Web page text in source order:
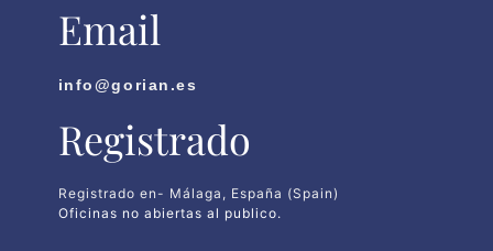
Email
info@gorian.es
Registrado
Registrado en- Málaga, España (Spain)
Oficinas no abiertas al publico.